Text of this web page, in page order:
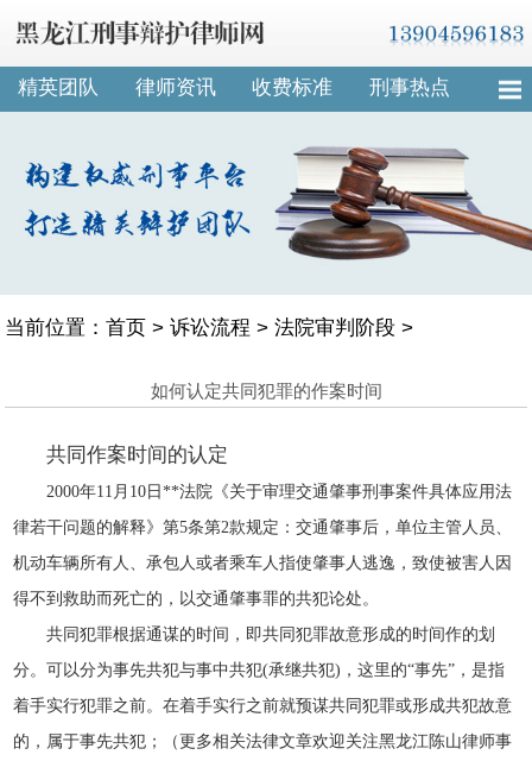
精英团队 律师资讯 收费标准 刑事热点
当前位置：首页 >诉讼流程 >法院审判阶段 >
如何认定共同犯罪的作案时间
共同作案时间的认定
2000年11月10日**法院《关于审理交通肇事刑事案件具体应用法
律若干问题的解释》第5条第2款规定：交通肇事后，单位主管人员、
机动车辆所有人、承包人或者乘车人指使肇事人逃逸，致使被害人因
得不到救助而死亡的，以交通肇事罪的共犯论处。
共同犯罪根据通谋的时间，即共同犯罪故意形成的时间作的划
分。可以分为事先共犯与事中共犯(承继共犯)，这里的“事先”，是指
着手实行犯罪之前。在着手实行之前就预谋共同犯罪或形成共犯故意
的，属于事先共犯；（更多相关法律文章欢迎关注黑龙江陈山律师事